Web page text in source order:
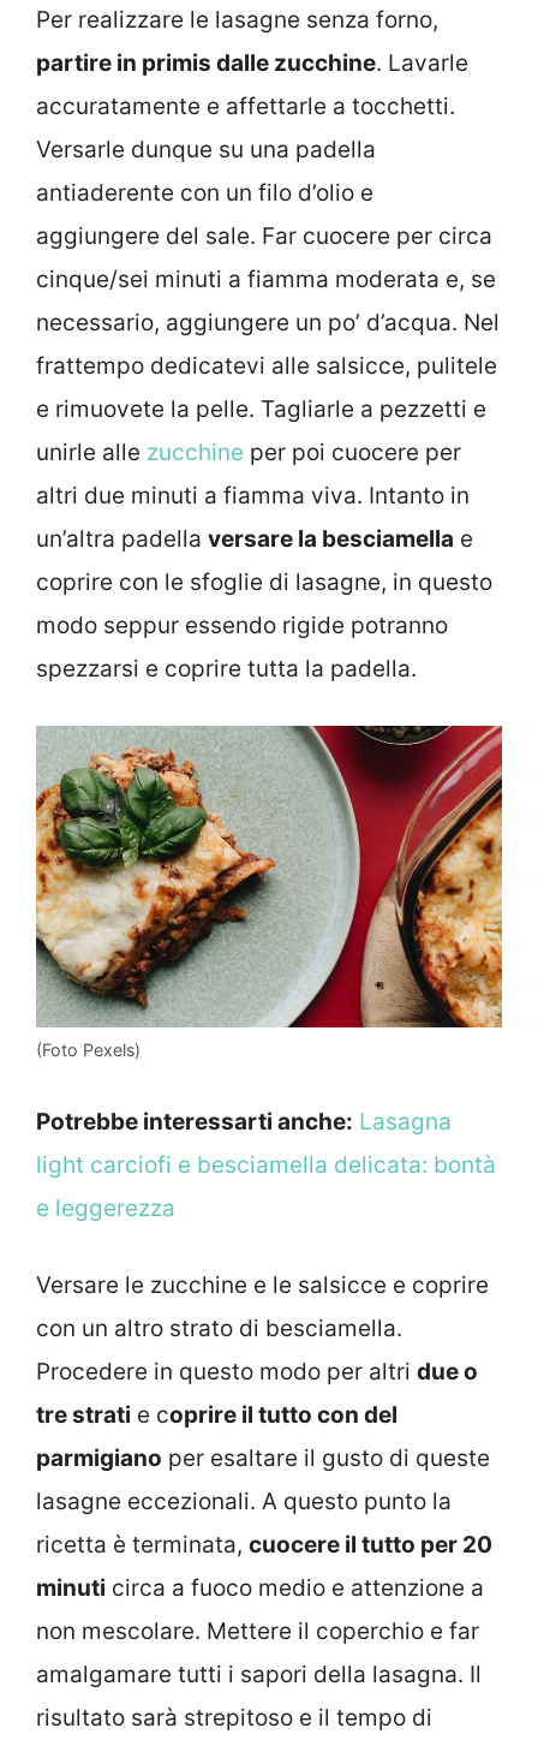
Per realizzare le lasagne senza forno,
partire in primis dalle zucchine. Lavarle
accuratamente e affettarle a tocchetti.
Versarle dunque su una padella
antiaderente con un filo d’olio e
aggiungere del sale. Far cuocere per circa
cinque/sei minuti a fiamma moderata e, se
necessario, aggiungere un po’ d’acqua. Nel
frattempo dedicatevi alle salsicce, pulitele
e rimuovete la pelle. Tagliarle a pezzetti e
unirle alle zucchine per poi cuocere per
altri due minuti a fiamma viva. Intanto in
un’altra padella versare la besciamella e
coprire con le sfoglie di lasagne, in questo
modo seppur essendo rigide potranno
spezzarsi e coprire tutta la padella.
(Foto Pexels)
Potrebbe interessarti anche: Lasagna
light carciofi e besciamella delicata: bontà
e leggerezza
Versare le zucchine e le salsicce e coprire
con un altro strato di besciamella.
Procedere in questo modo per altri due o
tre strati e coprire il tutto con del
parmigiano per esaltare il gusto di queste
lasagne eccezionali. A questo punto la
ricetta è terminata, cuocere il tutto per 20
minuti circa a fuoco medio e attenzione a
non mescolare. Mettere il coperchio e far
amalgamare tutti i sapori della lasagna. Il
risultato sarà strepitoso e il tempo di